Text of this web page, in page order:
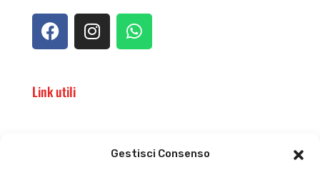
Gestisci Consenso
Link utili